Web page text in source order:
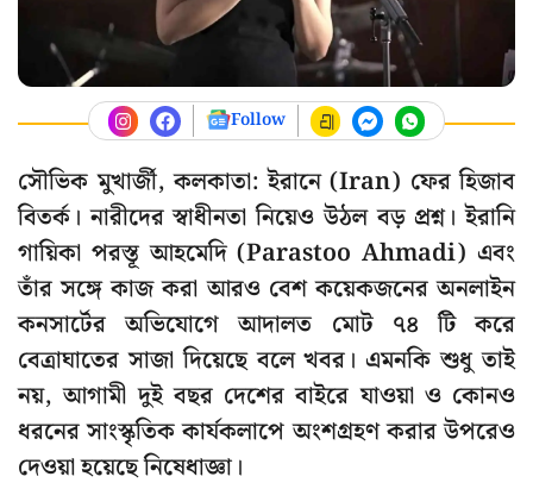
Follow
সৌভিক মুখার্জী, কলকাতা: ইরানে (Iran) ফের হিজাব
বিতর্ক। নারীদের স্বাধীনতা নিয়েও উঠল বড় প্রশ্ন। ইরানি
গায়িকা পরস্তূ আহমেদি (Parastoo Ahmadi) এবং
তাঁর সঙ্গে কাজ করা আরও বেশ কয়েকজনের অনলাইন
কনসার্টের অভিযোগে আদালত মোট ৭৪ টি করে
বেত্রাঘাতের সাজা দিয়েছে বলে খবর। এমনকি শুধু তাই
নয়, আগামী দুই বছর দেশের বাইরে যাওয়া ও কোনও
ধরনের সাংস্কৃতিক কার্যকলাপে অংশগ্রহণ করার উপরেও
দেওয়া হয়েছে নিষেধাজ্ঞা।